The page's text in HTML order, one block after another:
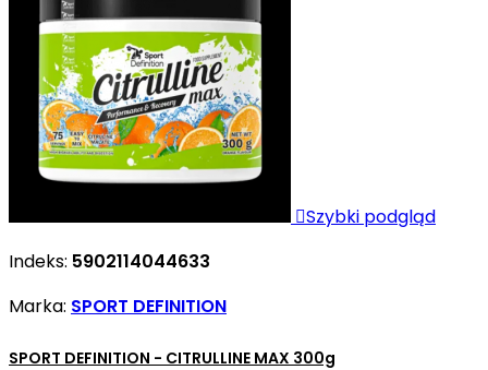
Szybki podgląd
Indeks: 5902114044633
Marka: SPORT DEFINITION
SPORT DEFINITION - CITRULLINE MAX 300g